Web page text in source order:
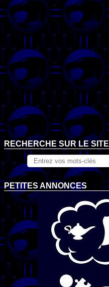
RECHERCHE SUR LE SITE
PETITES ANNONCES